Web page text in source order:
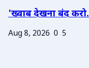
'ख्वाब देखना बंद
Aug 8, 2026 0 5